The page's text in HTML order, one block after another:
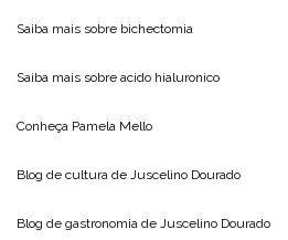
Saiba mais sobre bichectomia
Saiba mais sobre acido hialuronico
Conheça Pamela Mello
Blog de cultura de Juscelino Dourado
Blog de gastronomia de Juscelino Dourado